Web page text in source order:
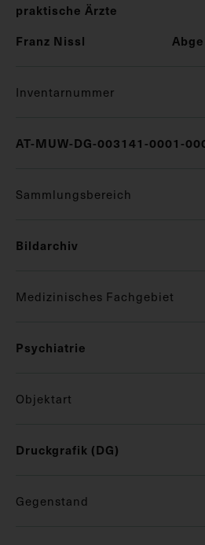
praktische Ärzte
Franz Nissl
Inventarnummer
AT-MUW-DG-003141-0001-
Sammlungsbereich
Bildarchiv
Medizinisches Fachgebiet
Psychiatrie
Objektart
Druckgrafik (DG)
Gegenstand